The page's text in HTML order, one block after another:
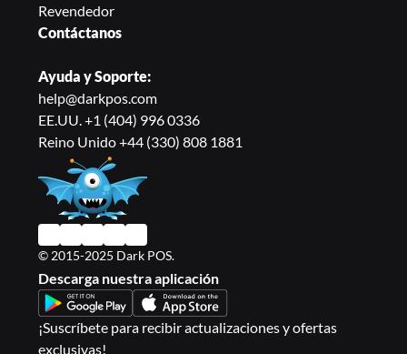
Revendedor
Contáctanos
Ayuda y Soporte:
help@darkpos.com
EE.UU. +1 (404) 996 0336
Reino Unido +44 (330) 808 1881
© 2015-2025 Dark POS.
Descarga nuestra aplicación
¡Suscríbete para recibir actualizaciones y ofertas
exclusivas!